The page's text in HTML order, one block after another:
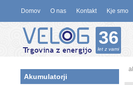
Domov O nas Kontakt Kje smo
36
let z vami
Akumulatorji